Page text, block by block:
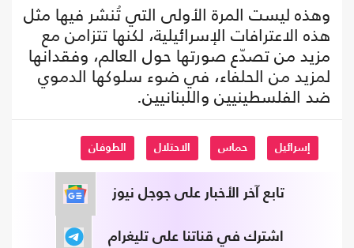
وهذه ليست المرة الأولى التي تُنشر فيها مثل
هذه الاعترافات الإسرائيلية، لكنها تتزامن مع
مزيد من تصدّع صورتها حول العالم، وفقدانها
لمزيد من الحلفاء، في ضوء سلوكها الدموي
ضد الفلسطينيين واللبنانيين.
إسرائيل حماس الاحتلال الطوفان
تابع آخر الأخبار على جوجل نيوز
اشترك في قناتنا على تليغرام